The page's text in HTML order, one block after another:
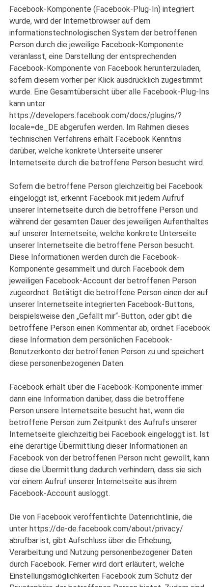
Facebook-Komponente (Facebook-Plug-In) integriert
wurde, wird der Internetbrowser auf dem
informationstechnologischen System der betroffenen
Person durch die jeweilige Facebook-Komponente
veranlasst, eine Darstellung der entsprechenden
Facebook-Komponente von Facebook herunterzuladen,
sofern diesem vorher per Klick ausdrücklich zugestimmt
wurde. Eine Gesamtübersicht über alle Facebook-Plug-Ins
kann unter
https://developers.facebook.com/docs/plugins/?
locale=de_DE abgerufen werden. Im Rahmen dieses
technischen Verfahrens erhält Facebook Kenntnis
darüber, welche konkrete Unterseite unserer
Internetseite durch die betroffene Person besucht wird.
Sofern die betroffene Person gleichzeitig bei Facebook
eingeloggt ist, erkennt Facebook mit jedem Aufruf
unserer Internetseite durch die betroffene Person und
während der gesamten Dauer des jeweiligen Aufenthaltes
auf unserer Internetseite, welche konkrete Unterseite
unserer Internetseite die betroffene Person besucht.
Diese Informationen werden durch die Facebook-
Komponente gesammelt und durch Facebook dem
jeweiligen Facebook-Account der betroffenen Person
zugeordnet. Betätigt die betroffene Person einen der auf
unserer Internetseite integrierten Facebook-Buttons,
beispielsweise den „Gefällt mir“-Button, oder gibt die
betroffene Person einen Kommentar ab, ordnet Facebook
diese Information dem persönlichen Facebook-
Benutzerkonto der betroffenen Person zu und speichert
diese personenbezogenen Daten.
Facebook erhält über die Facebook-Komponente immer
dann eine Information darüber, dass die betroffene
Person unsere Internetseite besucht hat, wenn die
betroffene Person zum Zeitpunkt des Aufrufs unserer
Internetseite gleichzeitig bei Facebook eingeloggt ist. Ist
eine derartige Übermittlung dieser Informationen an
Facebook von der betroffenen Person nicht gewollt, kann
diese die Übermittlung dadurch verhindern, dass sie sich
vor einem Aufruf unserer Internetseite aus ihrem
Facebook-Account ausloggt.
Die von Facebook veröffentlichte Datenrichtlinie, die
unter https://de-de.facebook.com/about/privacy/
abrufbar ist, gibt Aufschluss über die Erhebung,
Verarbeitung und Nutzung personenbezogener Daten
durch Facebook. Ferner wird dort erläutert, welche
Einstellungsmöglichkeiten Facebook zum Schutz der